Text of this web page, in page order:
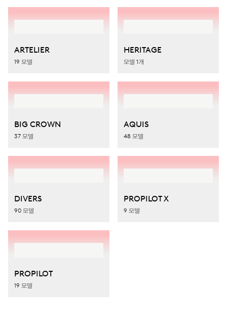
ARTELIER
19 모델
HERITAGE
모델 1개
BIG CROWN
37 모델
AQUIS
48 모델
DIVERS
90 모델
PROPILOT X
9 모델
PROPILOT
19 모델